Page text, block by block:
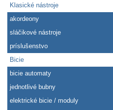
Klasické nástroje
akordeony
sláčikové nástroje
príslušenstvo
Bicie
bicie automaty
jednotlivé bubny
elektrické bicie / moduly